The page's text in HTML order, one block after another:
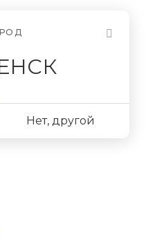
Нет, другой